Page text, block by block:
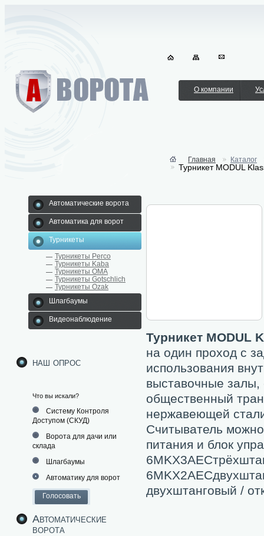
О компании
Автоматические ворота
Автоматика для ворот
Турникеты
Турникеты Perco
Турникеты Kaba
Турникеты ОМА
Турникеты Gotschlich
Турникеты Ozak
Шлагбаумы
Видеонаблюдение
наш опрос
Что вы искали?
Систему Контроля
Доступом (СКУД)
Ворота для дачи или
склада
Шлагбаумы
Автоматику для ворот
Автоматические
ворота
Главная Каталог
Турникет MODUL
Турникет MODUL
на один проход с
использования
выставочные залы,
общественный
нержавеющей
Считыватель
питания и блок
двухштанговый /